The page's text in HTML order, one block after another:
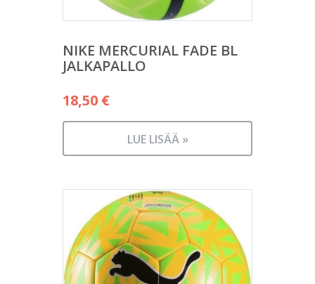
NIKE MERCURIAL FADE BL
JALKAPALLO
18,50 €
LUE LISÄÄ »